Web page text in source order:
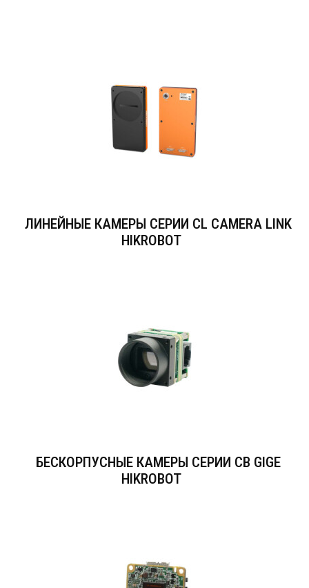
ЛИНЕЙНЫЕ КАМЕРЫ СЕРИИ CL CAMERA LINK
HIKROBOT
БЕСКОРПУСНЫЕ КАМЕРЫ СЕРИИ CB GIGE
HIKROBOT